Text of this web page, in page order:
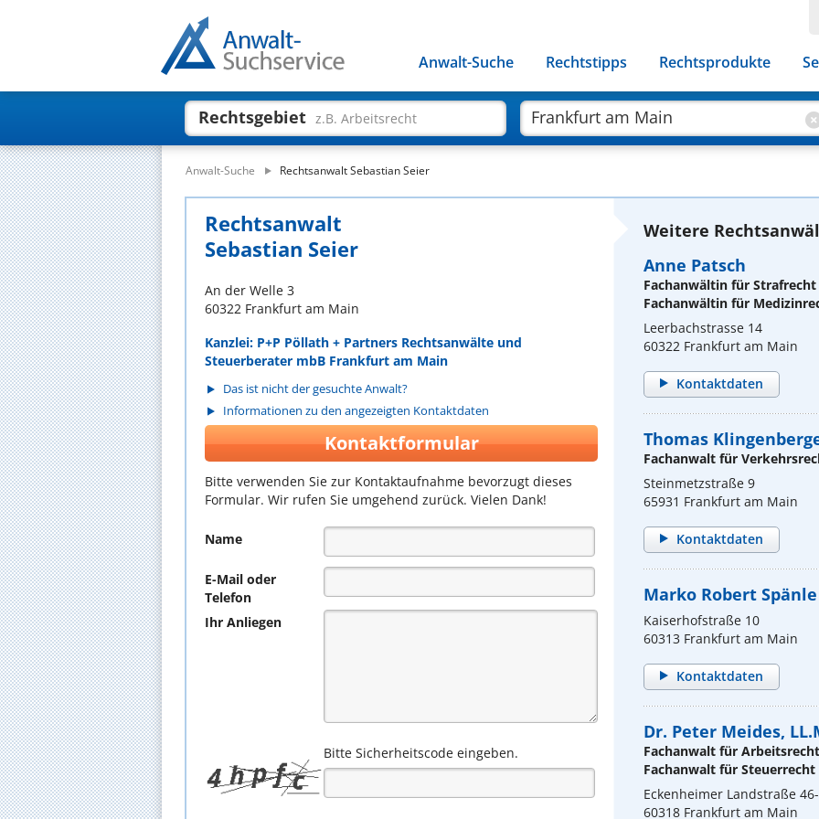
Anwalt-Suche Rechtstipps Rechtsprodukte
Rechtsgebiet z.B. Arbeitsrecht
Anwalt-Suche Rechtsanwalt Sebastian Seier
Rechtsanwalt
Sebastian Seier
An der Welle 3
60322 Frankfurt am Main
Kanzlei: P+P Pöllath + Partners Rechtsanwälte und
Steuerberater mbB Frankfurt am Main
Das ist nicht der gesuchte Anwalt?
Informationen zu den angezeigten Kontaktdaten
Kontaktformular
Bitte verwenden Sie zur Kontaktaufnahme bevorzugt dieses
Formular. Wir rufen Sie umgehend zurück. Vielen Dank!
Name
E-Mail oder
Telefon
Ihr Anliegen
Bitte Sicherheitscode eingeben.
Weitere
Anne Patsch
Fachanwältin für Strafrecht
Fachanwältin für
Leerbachstrasse 14
60322 Frankfurt am Main
Kontaktdaten
Thomas
Fachanwalt für
Steinmetzstraße 9
65931 Frankfurt am Main
Kontaktdaten
Marko Robert Spänle
Kaiserhofstraße 10
60313 Frankfurt am Main
Kontaktdaten
Dr. Peter Meides,
Fachanwalt für Arbeitsrecht
Fachanwalt für Steuerrecht
Eckenheimer Landstraße
60318 Frankfurt am Main